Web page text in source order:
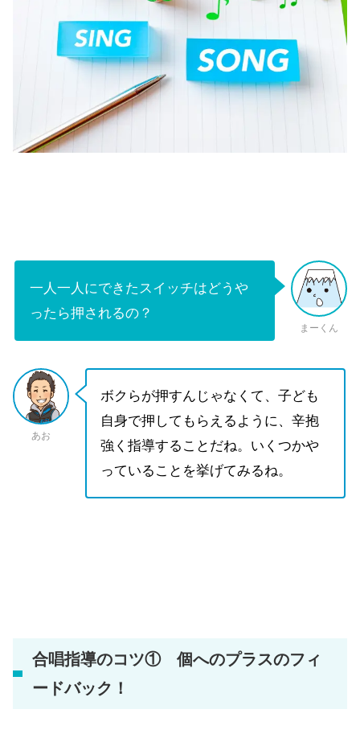
一人一人にできたスイッチはどうや
ったら押されるの？
まーくん
あお
ボクらが押すんじゃなくて、子ども
自身で押してもらえるように、辛抱
強く指導することだね。いくつかや
っていることを挙げてみるね。
合唱指導のコツ① 個へのプラスのフィ
ードバック！